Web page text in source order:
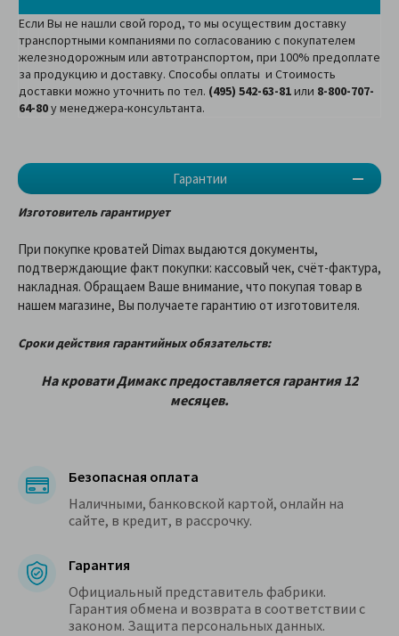
Гарантии
Если Вы не нашли свой город, то мы осуществим доставку
транспортными компаниями по согласованию с покупателем
железнодорожным или автотранспортом, при 100% предоплате
за продукцию и доставку. Способы оплаты и Стоимость
доставки можно уточнить по тел. (495) 542-63-81или 8-800-707-
64-80у менеджера-консультанта.
Изготовитель гарантирует
При покупке кроватей Dimax выдаются документы,
подтверждающие факт покупки: кассовый чек, счёт-фактура,
накладная. Обращаем Ваше внимание, что покупая товар в
нашем магазине, Вы получаете гарантию от изготовителя.
Сроки действия гарантийных обязательств:
На кроватиДимакспредоставляетcя гарантия 12
месяцев.
Безопасная оплата
Наличными, банковской картой, онлайн на
сайте, в кредит, в рассрочку.
Гарантия
Официальный представитель фабрики.
Гарантия обмена и возврата в соответствии с
законом. Защита персональных данных.